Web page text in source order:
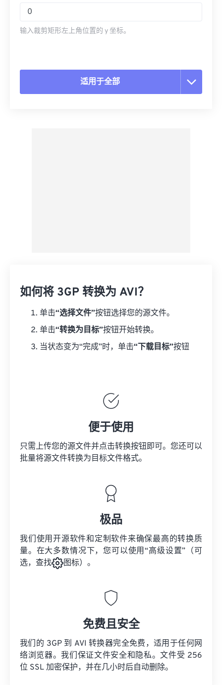
输入裁剪矩形左上角位置的 y 坐标。
适用于全部
如何将 3GP 转换为 AVI？
单击“选择文件”按钮选择您的源文件。
单击“转换为目标”按钮开始转换。
当状态变为“完成”时，单击“下载目标”按钮
便于使用
只需上传您的源文件并点击转换按钮即可。您还可以
批量将源文件转换为目标文件格式。
极品
我们使用开源软件和定制软件来确保最高的转换质
量。在大多数情况下，您可以使用“高级设置”（可
选，查找
图标）。
免费且安全
我们的 3GP 到 AVI 转换器完全免费，适用于任何网
络浏览器。我们保证文件安全和隐私。文件受 256
位 SSL 加密保护，并在几小时后自动删除。